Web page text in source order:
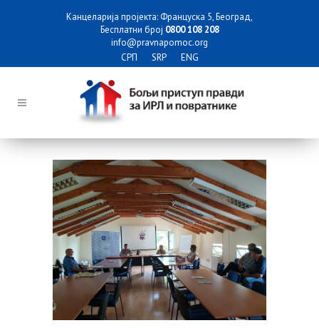
Канцеларија пројекта: Француска 5, Београд,
Бесплатни број 0800 108 208
info@pravnapomoc.org
СРП
SRP ENG